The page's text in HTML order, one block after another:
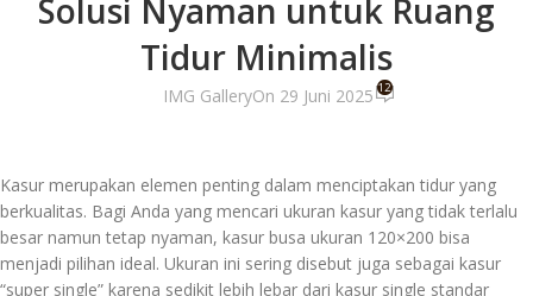
Solusi Nyaman untuk Ruang
Tidur Minimalis
IMG GalleryOn 29 Juni 2025 12
Kasur merupakan elemen penting dalam menciptakan tidur yang
berkualitas. Bagi Anda yang mencari ukuran kasur yang tidak terlalu
besar namun tetap nyaman, kasur busa ukuran 120×200 bisa
menjadi pilihan ideal. Ukuran ini sering disebut juga sebagai kasur
“super single” karena sedikit lebih lebar dari kasur single standar